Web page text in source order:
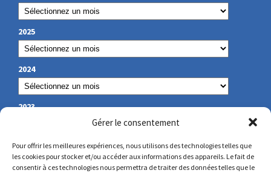
Gérer le consentement
Pour offrir les meilleures expériences, nous utilisons des technologies telles que
les cookies pour stocker et/ou accéder aux informations des appareils. Le fait de
consentir à ces technologies nous permettra de traiter des données telles que le
2025
2024
2023
NOS COORDONNÉES